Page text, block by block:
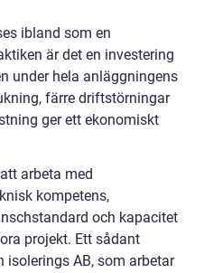
ibland som en
är det en investering
under hela anläggningens
färre driftstörningar
ger ett ekonomiskt
arbeta med
kompetens,
och kapacitet
projekt. Ett sådant
isolerings AB, som arbetar